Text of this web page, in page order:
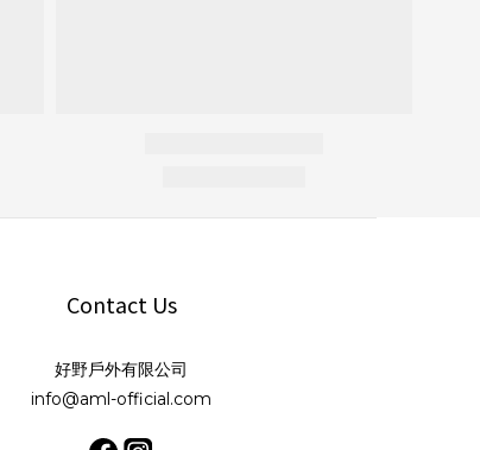
Contact Us
好野戶外有限公司
info@aml-official.com